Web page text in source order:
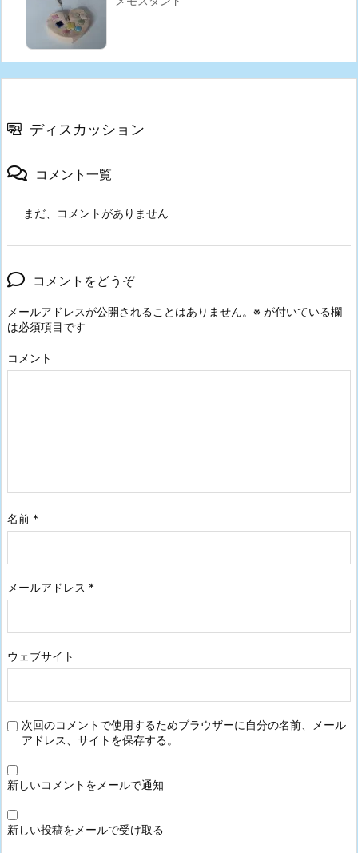
ディスカッション
コメント一覧
まだ、コメントがありません
コメントをどうぞ
メールアドレスが公開されることはありません。 ※ が付いている欄
は必須項目です
コメント
名前 *
メールアドレス *
ウェブサイト
次回のコメントで使用するためブラウザーに自分の名前、メール
アドレス、サイトを保存する。
新しいコメントをメールで通知
新しい投稿をメールで受け取る